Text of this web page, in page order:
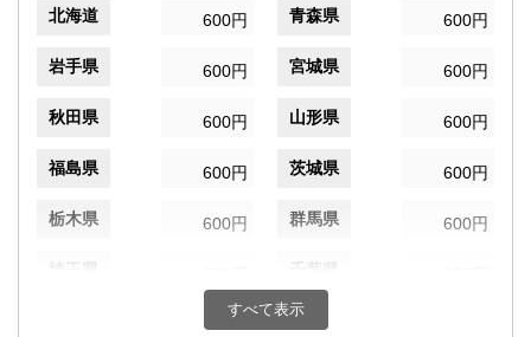
北海道 600円 青森県 600円
岩手県 600円 宮城県 600円
秋田県 600円 山形県 600円
福島県 600円 茨城県 600円
栃木県 600円 群馬県 600円
埼玉県 千葉県
600円 神奈川県
すべて表示